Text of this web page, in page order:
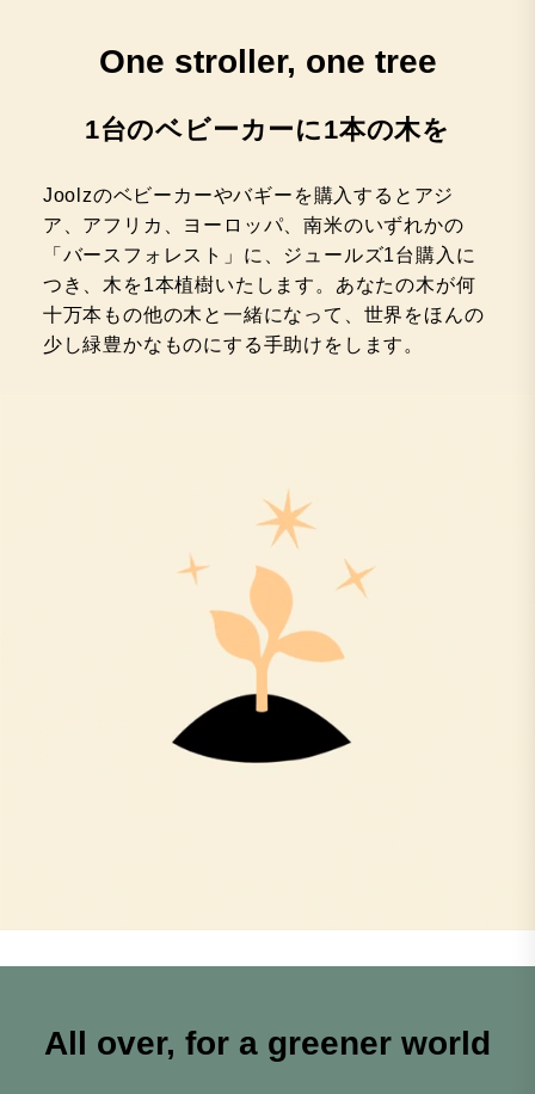
One stroller, one tree
1台のベビーカーに1本の木を
Joolzのベビーカーやバギーを購入するとアジ
ア、アフリカ、ヨーロッパ、南米のいずれかの
「バースフォレスト」に、ジュールズ1台購入に
つき、木を1本植樹いたします。あなたの木が何
十万本もの他の木と一緒になって、世界をほんの
少し緑豊かなものにする手助けをします。
All over, for a greener world